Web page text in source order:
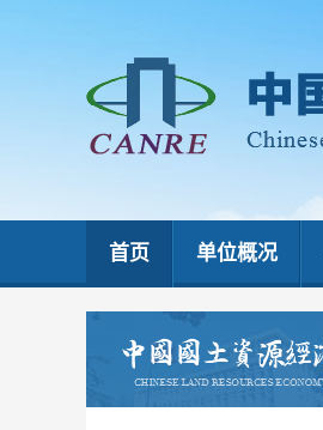
首页 单位概况